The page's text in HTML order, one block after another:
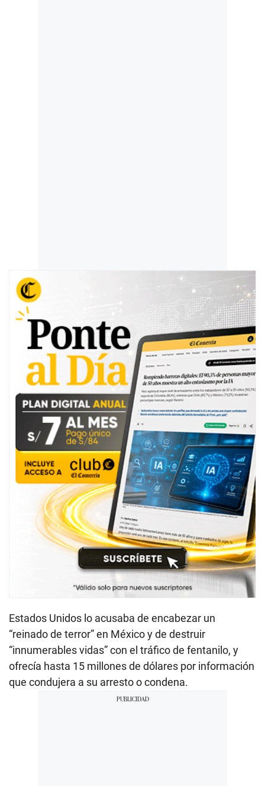
Estados Unidos lo acusaba de encabezar un
“reinado de terror” en México y de destruir
“innumerables vidas” con el tráfico de fentanilo, y
ofrecía hasta 15 millones de dólares por información
que condujera a su arresto o condena.